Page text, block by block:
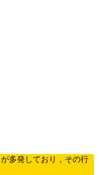
多発しており，その行